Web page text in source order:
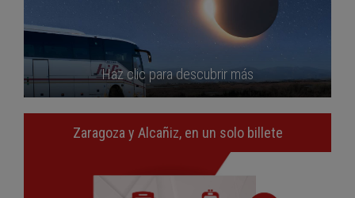
Haz clic para descubrir más
Zaragoza y Alcañiz, en un solo billete